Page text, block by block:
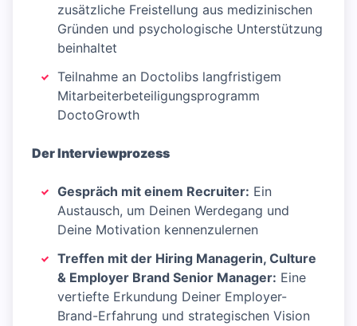
zusätzliche Freistellung aus medizinischen
Gründen und psychologische Unterstützung
beinhaltet
Teilnahme an Doctolibs langfristigem
Mitarbeiterbeteiligungsprogramm
DoctoGrowth
Der Interviewprozess
Gespräch mit einem Recruiter: Ein
Austausch, um Deinen Werdegang und
Deine Motivation kennenzulernen
Treffen mit der Hiring Managerin, Culture
& Employer Brand Senior Manager: Eine
vertiefte Erkundung Deiner Employer-
Brand-Erfahrung und strategischen Vision